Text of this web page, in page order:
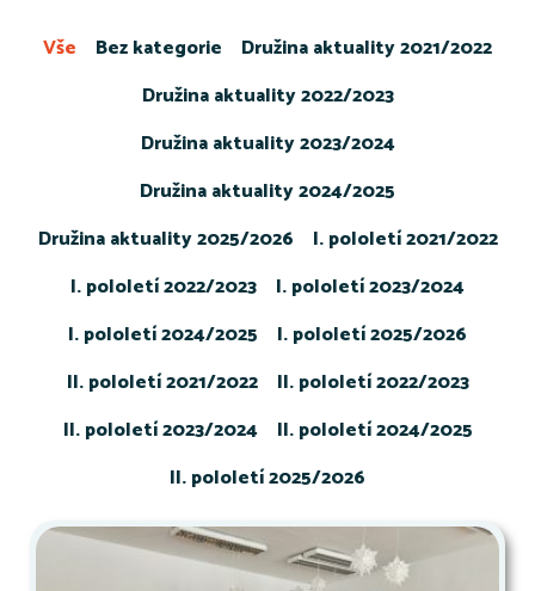
Bez kategorie
Družina aktuality 2021/2022
Družina aktuality 2022/2023
Družina aktuality 2023/2024
Družina aktuality 2024/2025
Družina aktuality 2025/2026
I. pololetí 2021/2022
I. pololetí 2022/2023
I. pololetí 2023/2024
I. pololetí 2024/2025
I. pololetí 2025/2026
II. pololetí 2021/2022
II. pololetí 2022/2023
II. pololetí 2023/2024
II. pololetí 2024/2025
II. pololetí 2025/2026
Vše